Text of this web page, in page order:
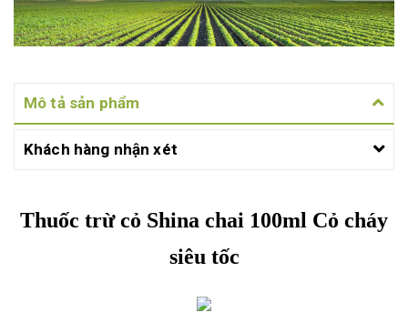
Mô tả sản phẩm
Khách hàng nhận xét
Thuốc trừ cỏ Shina chai 100ml Cỏ cháy
siêu tốc